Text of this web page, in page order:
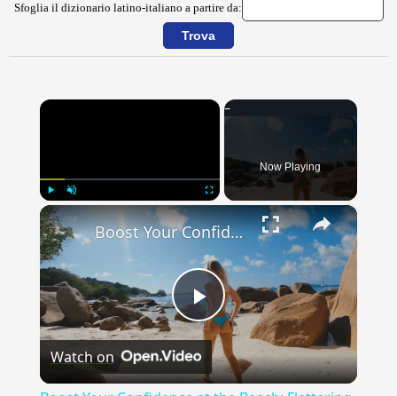
Sfoglia il dizionario latino-italiano a partire da:
×
Play
Now Playing
×
Play
Video
Boost Your Confidence at the Beach: Flattering Swimwear for All Body Types
Watch on